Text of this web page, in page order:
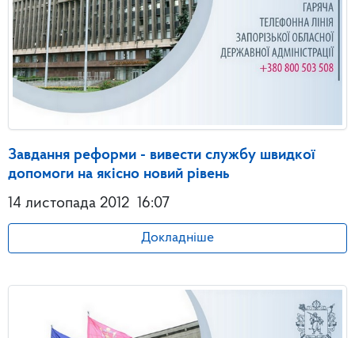
Завдання реформи - вивести службу швидкої
допомоги на якісно новий рівень
14 листопада 2012 16:07
Докладніше